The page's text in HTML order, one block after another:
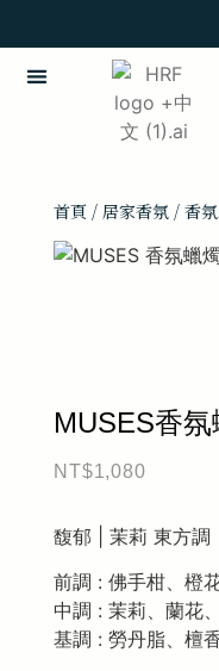
首頁/ 居家香氛/ 香
MUSES香
NT$1,080
馥郁 | 茉莉 東方調
前調 : 佛手柑、橙
中調 : 茉莉、蘭花
基調 : 勞丹脂、檀